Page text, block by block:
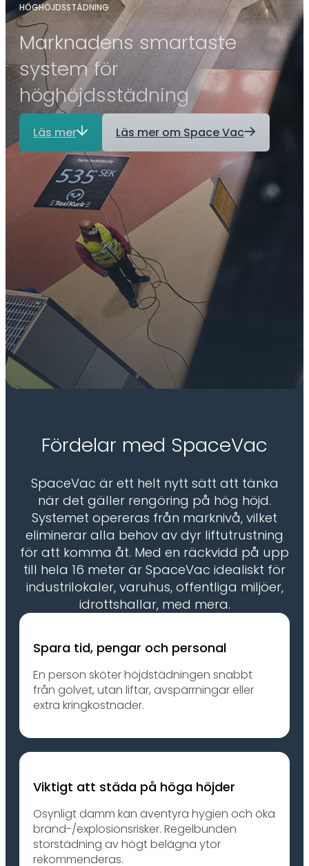
HÖGHÖJDSSTÄDNING
Marknadens smartaste
system för
höghöjdsstädning
Läs mer Läs mer om Space Vac
Fördelar med SpaceVac
SpaceVac är ett helt nytt sätt att tänka
när det gäller rengöring på hög höjd.
Systemet opereras från marknivå, vilket
eliminerar alla behov av dyr liftutrustning
för att komma åt. Med en räckvidd på upp
till hela 16 meter är SpaceVac idealiskt för
industrilokaler, varuhus, offentliga miljöer,
idrottshallar, med mera.
Spara tid, pengar och personal
En person sköter höjdstädningen snabbt
från golvet, utan liftar, avspärrningar eller
extra kringkostnader.
Viktigt att städa på höga höjder
Osynligt damm kan äventyra hygien och öka
brand-/explosionsrisker. Regelbunden
storstädning av högt belägna ytor
rekommenderas.